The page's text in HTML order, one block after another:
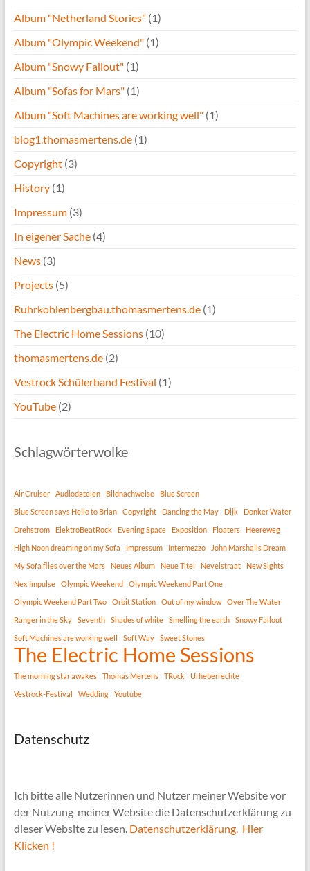
Album "Netherland Stories"(1)
Album "Olympic Weekend"(1)
Album "Snowy Fallout"(1)
Album "Sofas for Mars"(1)
Album "Soft Machines are working well"(1)
blog1.thomasmertens.de(1)
Copyright(3)
History(1)
Impressum(3)
In eigener Sache(4)
News(3)
Projects(5)
Ruhrkohlenbergbau.thomasmertens.de(1)
The Electric Home Sessions(10)
thomasmertens.de(2)
Vestrock Schülerband Festival (1)
YouTube(2)
Schlagwörterwolke
Air Cruiser Audiodateien Bildnachweise
Blue Screen
Blue Screen says Hello to Brian
Copyright Dancing the May Dijk
Donker Water
Drehstrom
ElektroBeatRock Evening Space Exposition Floaters
Heereweg
High Noon dreaming on my Sofa
Impressum Intermezzo
John Marshalls Dream
My Sofa flies over the Mars
Neues Album Neue Titel Nevelstraat
New Sights
Nex Impulse
Olympic Weekend
Olympic Weekend Part One
Olympic Weekend Part Two
Orbit Station Out of my window
Over The Water
Ranger in the Sky
Seventh Shades of white Smelling the earth
Snowy Fallout
Soft Machines are working well
Soft Way Sweet Stones
The Electric Home Sessions
The morning star awakes Thomas Mertens TRock
Urheberrechte
Vestrock-Festival
Wedding Youtube
Datenschutz
Ich bitte alle Nutzerinnen und Nutzer meiner Website vor
der Nutzung meiner Website die Datenschutzerklärung zu
dieser Website zu lesen. Datenschutzerklärung. Hier
Klicken !